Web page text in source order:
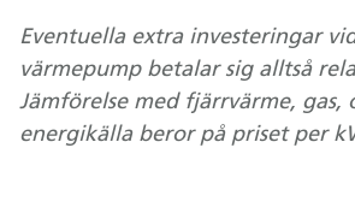
Eventuella extra investeringar
värmepump betalar sig alltså
Jämförelse med fjärrvärme, gas,
energikälla beror på priset per